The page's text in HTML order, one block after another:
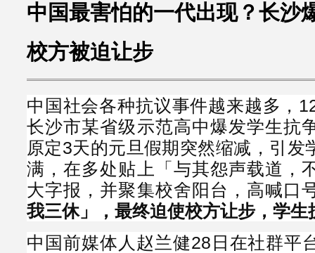
中国最害怕的一代出现？长沙
校方被迫让步
中国社会各种抗议事件越来越多，
长沙市某省级示范高中爆发学生抗
原定3天的元旦假期突然缩减，引发
满，在多处贴上「与其怨声载道，
大字报，并聚集校舍阳台，高喊口
我三休」，最终迫使校方让步，学生
中国前媒体人赵兰健28日在社群平